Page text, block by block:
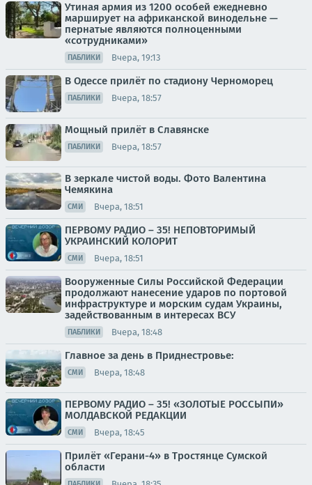
Утиная армия из 1200 особей ежедневно
марширует на африканской винодельне —
пернатые являются полноценными
«сотрудниками»
ПАБЛИКИ Вчера, 19:13
В Одессе прилёт по стадиону Черноморец
ПАБЛИКИ Вчера, 18:57
Мощный прилёт в Славянске
ПАБЛИКИ Вчера, 18:57
В зеркале чистой воды. Фото Валентина
Чемякина
СМИ Вчера, 18:51
ПЕРВОМУ РАДИО – 35! НЕПОВТОРИМЫЙ
УКРАИНСКИЙ КОЛОРИТ
СМИ Вчера, 18:51
Вооруженные Силы Российской Федерации
продолжают нанесение ударов по портовой
инфраструктуре и морским судам Украины,
задействованным в интересах ВСУ
ПАБЛИКИ Вчера, 18:48
Главное за день в Приднестровье:
СМИ Вчера, 18:48
ПЕРВОМУ РАДИО – 35! «ЗОЛОТЫЕ РОССЫПИ»
МОЛДАВСКОЙ РЕДАКЦИИ
СМИ Вчера, 18:45
Прилёт «Герани-4» в Тростянце Сумской
области